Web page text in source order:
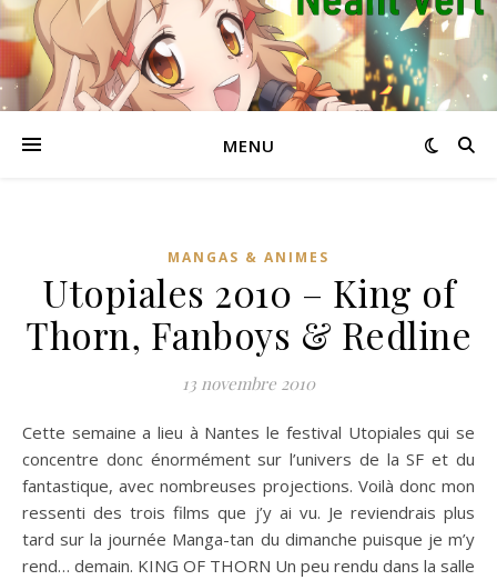
MENU
MANGAS & ANIMES
Utopiales 2010 – King of
Thorn, Fanboys & Redline
13 novembre 2010
Cette semaine a lieu à Nantes le festival Utopiales qui se
concentre donc énormément sur l’univers de la SF et du
fantastique, avec nombreuses projections. Voilà donc mon
ressenti des trois films que j’y ai vu. Je reviendrais plus
tard sur la journée Manga-tan du dimanche puisque je m’y
rend… demain. KING OF THORN Un peu rendu dans la salle